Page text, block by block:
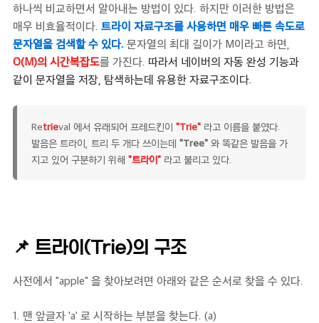
하나씩 비교하면서 알아내는 방법이 있다. 하지만 이러한 방법은
매우 비효율적이다. 트라이 자료구조를 사용하면 매우 빠른 속도로
문자열을 검색할 수 있다. 문자열의 최대 길이가 M이라고 하면,
O(M)의 시간복잡도를 가진다. 따라서 네이버의 자동 완성 기능과
같이 문자열을 저장, 탐색하는데 유용한 자료구조이다.
Retrieval 에서 유래되어 프레드킨이 "Trie" 라고 이름을 붙였다.
발음은 트라이, 트리 두 개다 쓰이는데 "Tree" 와 똑같은 발음을 가
지고 있어 구분하기 위해 "트라이" 라고 불리고 있다.
📌 트라이(Trie)의 구조
사전에서 "apple" 을 찾아보려면 아래와 같은 순서로 찾을 수 있다.
1. 맨 앞글자 'a' 로 시작하는 부분을 찾는다. (a)